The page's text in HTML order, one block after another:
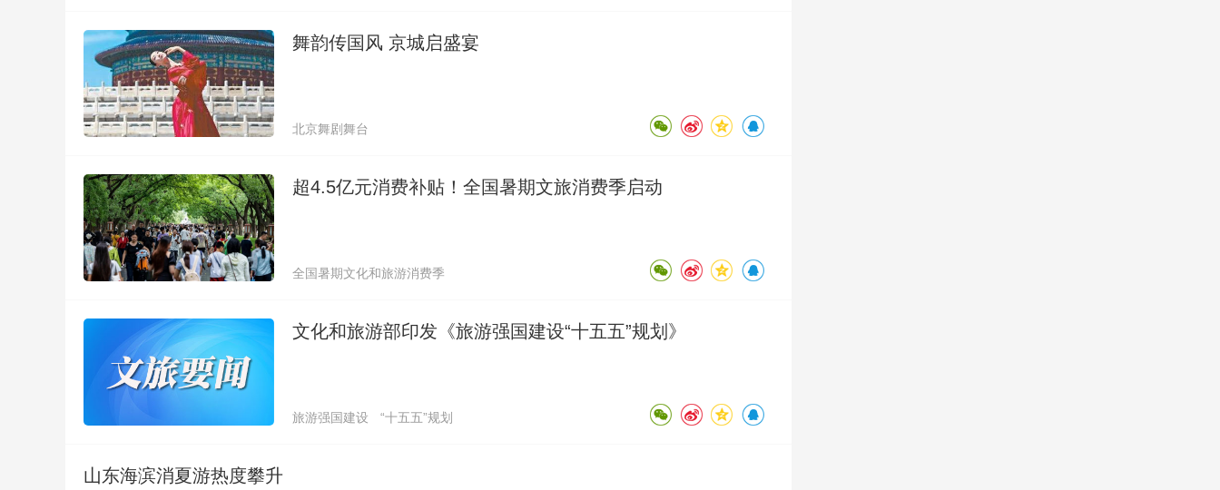
舞韵传国风 京城启盛宴
北京舞剧舞台
超4.5亿元消费补贴！全国暑期文旅消费季启动
全国暑期文化和旅游消费季
文化和旅游部印发《旅游强国建设“十五五”规划》
旅游强国建设 “十五五”规划
山东海滨消夏游热度攀升